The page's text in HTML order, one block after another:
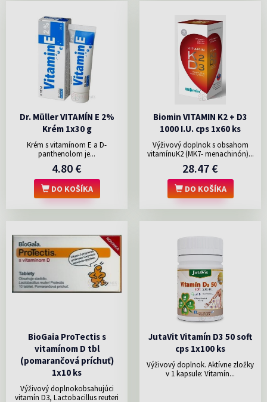
Dr. Müller VITAMÍN E 2%
Krém 1x30 g
Krém s vitamínom E a D-
panthenolom je...
4.80 €
DO KOŠÍKA
Biomin VITAMIN K2 + D3
1000 I.U. cps 1x60 ks
Výživový doplnok s obsahom
vitamínuK2 (MK7- menachinón)...
28.47 €
DO KOŠÍKA
BioGaia ProTectis s
vitamínom D tbl
(pomarančová príchuť)
1x10 ks
Výživový doplnokobsahujúci
vitamín D3, Lactobacillus reuteri
JutaVit Vitamín D3 50 soft
cps 1x100 ks
Výživový doplnok. Aktívne zložky
v 1 kapsule: Vitamín...